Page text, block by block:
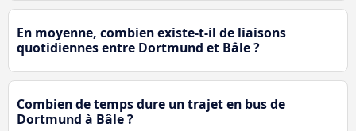
En moyenne, combien existe-t-il de liaisons
quotidiennes entre Dortmund et Bâle ?
Combien de temps dure un trajet en bus de
Dortmund à Bâle ?